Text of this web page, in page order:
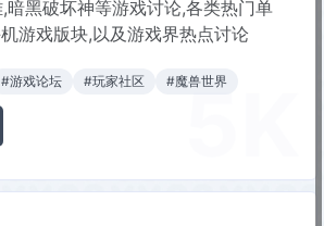
暗黑破坏神等游戏讨论,各类热门单
游戏版块,以及游戏界热点讨论
#游戏论坛 #玩家社区 #魔兽世界
5K